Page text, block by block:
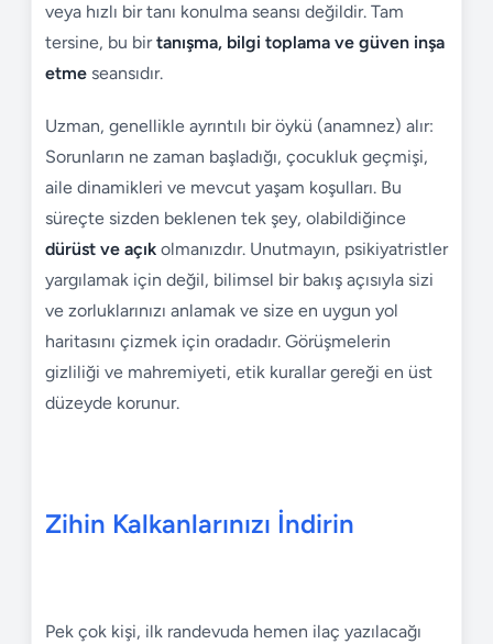
veya hızlı bir tanı konulma seansı değildir. Tam
tersine, bu birtanışma, bilgi toplama ve güven inşa
etme seansıdır.
Uzman, genellikle ayrıntılı bir öykü (anamnez) alır:
Sorunların ne zaman başladığı, çocukluk geçmişi,
aile dinamikleri ve mevcut yaşam koşulları. Bu
süreçte sizden beklenen tek şey, olabildiğince
dürüst ve açık olmanızdır. Unutmayın, psikiyatristler
yargılamak için değil, bilimsel bir bakış açısıyla sizi
ve zorluklarınızı anlamak ve size en uygun yol
haritasını çizmek için oradadır. Görüşmelerin
gizliliği ve mahremiyeti, etik kurallar gereği en üst
düzeyde korunur.
Zihin Kalkanlarınızı İndirin
Pek çok kişi, ilk randevuda hemen ilaç yazılacağı